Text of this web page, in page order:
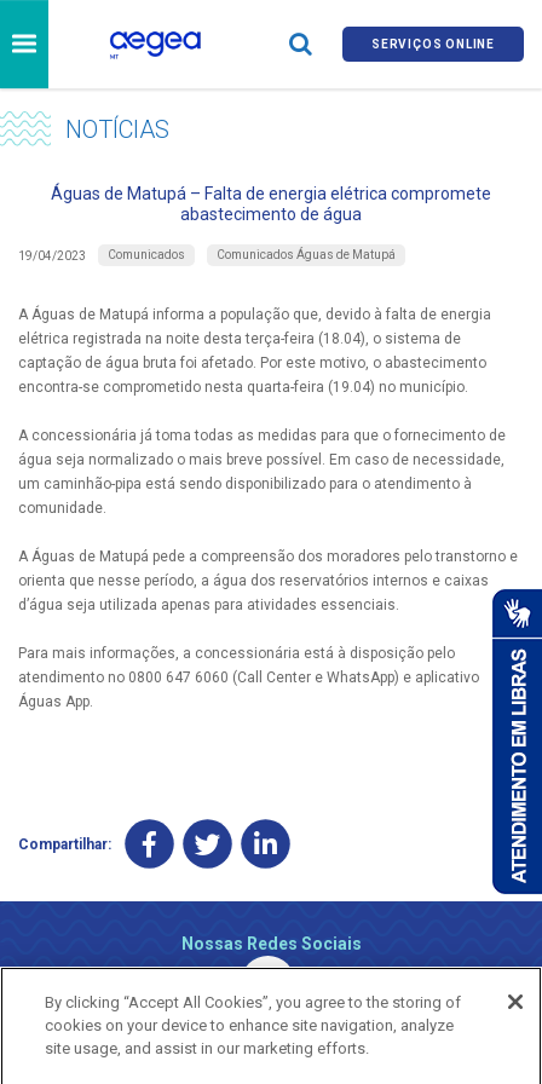
SERVIÇOS ONLINE
NOTÍCIAS
Águas de Matupá – Falta de energia elétrica compromete
abastecimento de água
19/04/2023 Comunicados Comunicados Águas de Matupá
A Águas de Matupá informa a população que, devido à falta de energia
elétrica registrada na noite desta terça-feira (18.04), o sistema de
captação de água bruta foi afetado. Por este motivo, o abastecimento
encontra-se comprometido nesta quarta-feira (19.04) no município.
A concessionária já toma todas as medidas para que o fornecimento de
água seja normalizado o mais breve possível. Em caso de necessidade,
um caminhão-pipa está sendo disponibilizado para o atendimento à
comunidade.
A Águas de Matupá pede a compreensão dos moradores pelo transtorno e
orienta que nesse período, a água dos reservatórios internos e caixas
d’água seja utilizada apenas para atividades essenciais.
Para mais informações, a concessionária está à disposição pelo
atendimento no 0800 647 6060 (Call Center e WhatsApp) e aplicativo
Águas App.
Compartilhar:
Nossas Redes Sociais
By clicking “Accept All Cookies”, you agree to the storing of
cookies on your device to enhance site navigation, analyze
site usage, and assist in our marketing efforts.